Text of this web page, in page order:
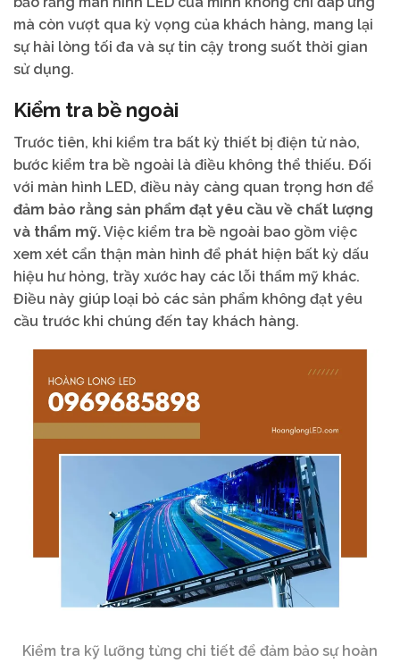
mà còn vượt qua kỳ vọng của khách hàng, mang lại
sự hài lòng tối đa và sự tin cậy trong suốt thời gian
sử dụng.
Kiểm tra bề ngoài
Trước tiên, khi kiểm tra bất kỳ thiết bị điện tử nào,
bước kiểm tra bề ngoài là điều không thể thiếu. Đối
với màn hình LED, điều này càng quan trọng hơn để
đảm bảo rằng sản phẩm đạt yêu cầu về chất lượng
và thẩm mỹ.Việc kiểm tra bề ngoài bao gồm việc
xem xét cẩn thận màn hình để phát hiện bất kỳ dấu
hiệu hư hỏng, trầy xước hay các lỗi thẩm mỹ khác.
Điều này giúp loại bỏ các sản phẩm không đạt yêu
cầu trước khi chúng đến tay khách hàng.
Kiểm tra kỹ lưỡng từng chi tiết để đảm bảo sự hoàn